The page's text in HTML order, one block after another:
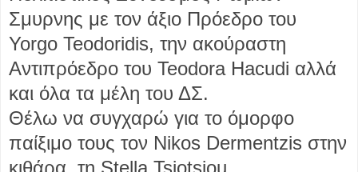
Σμυρνης με τον άξιο Πρόεδρο του
Yorgo Teodoridis, την ακούραστη
Αντιπρόεδρο του Teodora Hacudi αλλά
και όλα τα μέλη του ΔΣ.
Θέλω να συγχαρώ για το όμορφο
παίξιμο τους τον Nikos Dermentzis στην
κιθάρα, τη Stella Tsiotsiou